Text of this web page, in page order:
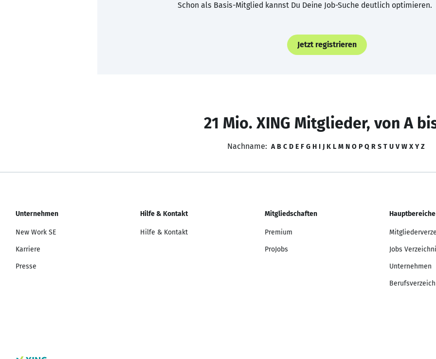
Schon als Basis-Mitglied kannst Du Deine Job-Suche deutlich optimieren.
Jetzt registrieren
21 Mio. XING Mitglieder, von A
Nachname: A B C D E F G H I J K L M N O P Q R S T U V W X Y Z
Unternehmen
New Work SE
Karriere
Presse
Hilfe & Kontakt
Hilfe & Kontakt
Mitgliedschaften
Premium
ProJobs
Hauptbereiche
Jobs
Unternehmen